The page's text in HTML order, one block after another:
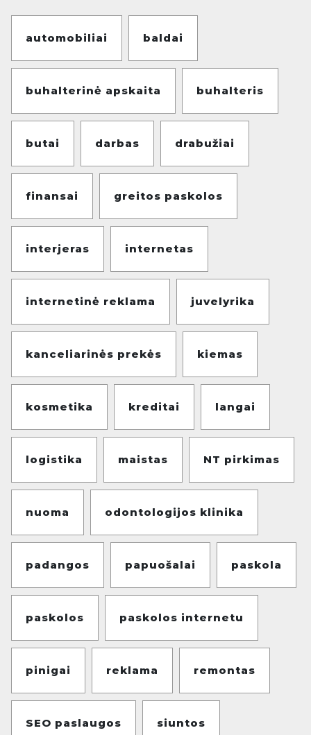
automobiliai baldai
buhalterinė apskaita buhalteris
butai darbas drabužiai
finansai greitos paskolos
interjeras internetas
internetinė reklama juvelyrika
kanceliarinės prekės kiemas
kosmetika kreditai langai
logistika maistas NT pirkimas
nuoma odontologijos klinika
padangos papuošalai paskola
paskolos paskolos internetu
pinigai reklama remontas
SEO paslaugos siuntos